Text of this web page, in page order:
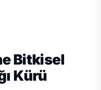
Bitkisel
Kürü